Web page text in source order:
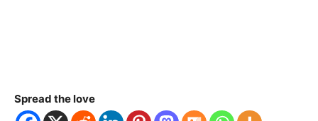
Spread the love